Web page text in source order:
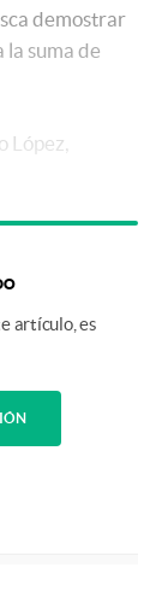
demostrar
la suma de
López,
artículo, es